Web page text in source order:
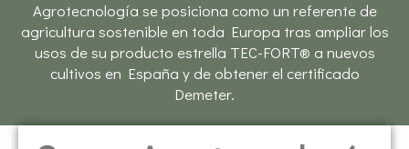
Agrotecnología se posiciona como un referente de
agricultura sostenible en toda Europa tras ampliar los
usos de su producto estrella TEC-FORT® a nuevos
cultivos en España y de obtener el certificado
Demeter.